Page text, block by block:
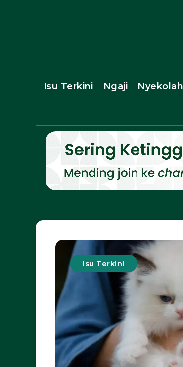
Isu Terkini Ngaji Nyekolah
Isu Terkini